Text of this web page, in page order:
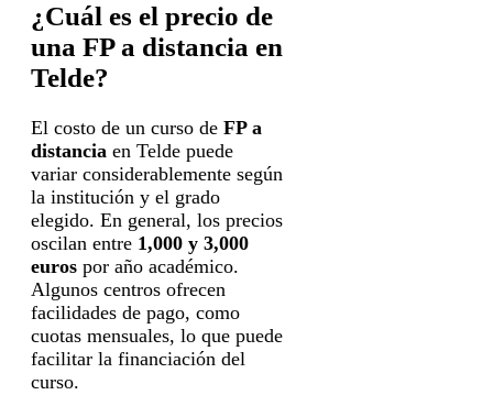
¿Cuál es el precio de
una FP a distancia en
Telde?
El costo de un curso de FP a
distancia en Telde puede
variar considerablemente según
la institución y el grado
elegido. En general, los precios
oscilan entre 1,000 y 3,000
euros por año académico.
Algunos centros ofrecen
facilidades de pago, como
cuotas mensuales, lo que puede
facilitar la financiación del
curso.